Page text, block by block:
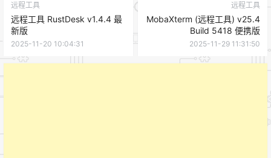
远程工具
远程工具 RustDesk v1.4.4 最
新版
2025-11-20 10:04:31
远程工具
MobaXterm (远程工具) v25.4
Build 5418 便携版
2025-11-29 11:31:50